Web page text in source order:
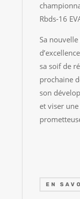
Rbds-16
Sa
sa soif de
prochaine
son
et viser
EN